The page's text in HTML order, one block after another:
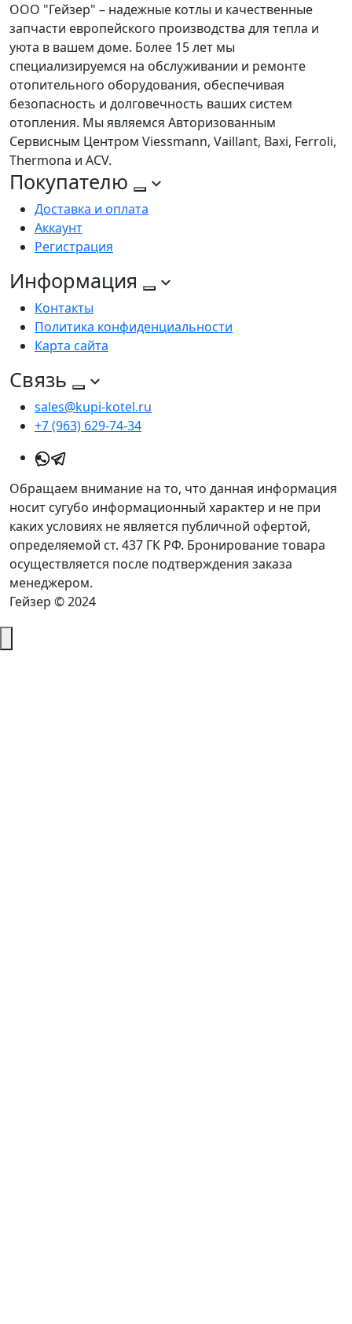
ООО "Гейзер" – надежные котлы и качественные
запчасти европейского производства для тепла и
уюта в вашем доме. Более 15 лет мы
специализируемся на обслуживании и ремонте
отопительного оборудования, обеспечивая
безопасность и долговечность ваших систем
отопления. Мы являемся Авторизованным
Сервисным Центром Viessmann, Vaillant, Baxi, Ferroli,
Thermona и ACV.
Покупателю
Доставка и оплата
Аккаунт
Регистрация
Информация
Контакты
Политика конфиденциальности
Карта сайта
Связь
sales@kupi-kotel.ru
+7 (963) 629-74-34
Обращаем внимание на то, что данная информация
носит сугубо информационный характер и не при
каких условиях не является публичной офертой,
определяемой ст. 437 ГК РФ. Бронирование товара
осуществляется после подтверждения заказа
менеджером.
Гейзер © 2024